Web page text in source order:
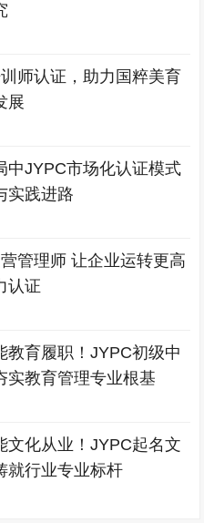
师认证，助力国粹美育
展
中JYPC市场化认证模式
实践进路
管理师 让企业运转更高
认证
教育履职！JYPC初级中
实教育管理专业根基
文化从业！JYPC起名文
就行业专业标杆